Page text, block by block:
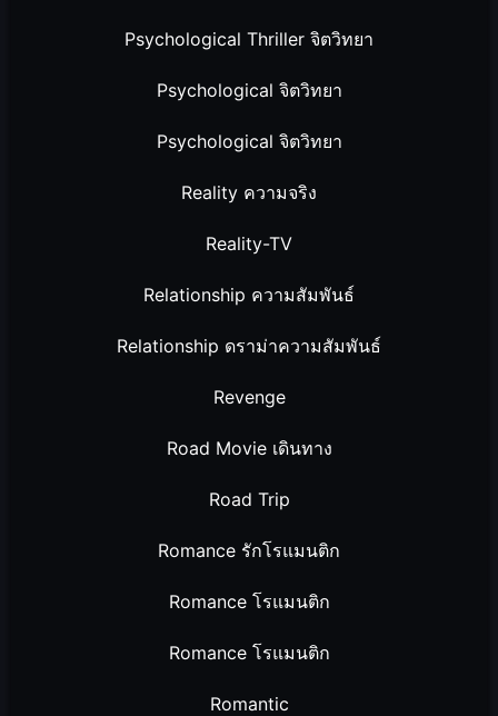
Psychological Thriller จิตวิทยา
Psychological จิตวิทยา
Psychological จิตวิทยา
Reality ความจริง
Reality-TV
Relationship ความสัมพันธ์
Relationship ดราม่าความสัมพันธ์
Revenge
Road Movie เดินทาง
Road Trip
Romance รักโรแมนติก
Romance โรแมนติก
Romance โรแมนติก
Romantic